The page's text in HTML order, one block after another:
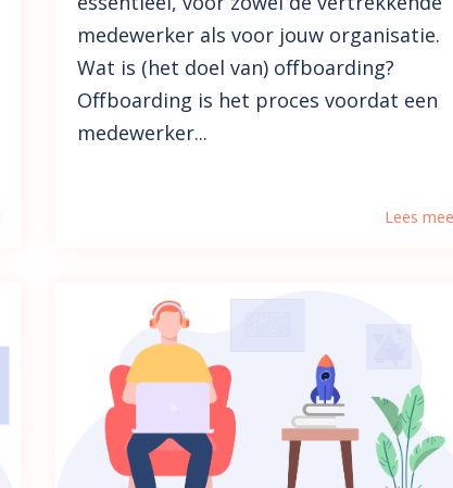
medewerker als voor jouw organisatie.
Wat is (het doel van) offboarding?
Offboarding is het proces voordat een
medewerker...
Lees